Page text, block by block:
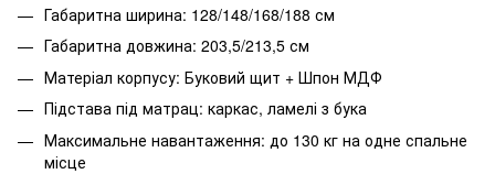
Габаритна ширина: 128/148/168/188 см
Габаритна довжина: 203,5/213,5 см
Матеріал корпусу: Буковий щит + Шпон МДФ
Підстава під матрац: каркас, ламелі з бука
Максимальне навантаження: до 130 кг на одне спальне
місце